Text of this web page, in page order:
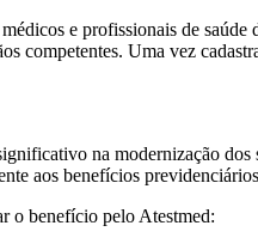
e profissionais de
competentes. Uma vez
na modernização
aos benefícios
o benefício pelo Atestmed: